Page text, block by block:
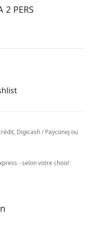
2 PERS
Digicash / Payconiq ou
- selon votre choix!